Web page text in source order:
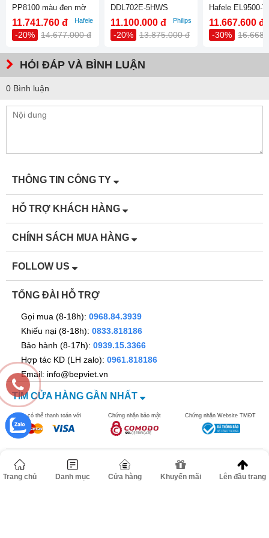
PP8100 màu đen mờ
912.20.260
11.741.760 đ
-20% 14.677.000 đ
Hafele
DDL702E-5HWS
11.100.000 đ
-20% 13.875.000 đ
Philips
Hafele EL9500-
màu vàng
11.667.600 đ
-30%
HỎI ĐÁP VÀ BÌNH LUẬN
0 Bình luận
THÔNG TIN CÔNG TY
HỖ TRỢ KHÁCH HÀNG
CHÍNH SÁCH MUA HÀNG
FOLLOW US
TỔNG ĐÀI HỖ TRỢ
Gọi mua (8-18h): 0968.84.3939
Khiếu nại (8-18h): 0833.818186
Bảo hành (8-17h): 0939.15.3366
Hợp tác KD (LH zalo): 0961.818186
Email: info@bepviet.vn
TÌM CỬA HÀNG GẦN NHẤT
Bạn có thể thanh toán với Chứng nhận bảo mật Chứng nhận Website TMĐT
©2016 bepviet.vn - Công ty TNHH Dann Việt Nam. MST
0106517278. Địa chỉ: Số 67 ngõ 262B đường Nguyễn Trãi, Phường
Trang chủ Danh mục Cửa hàng Khuyến mãi Lên đầu trang